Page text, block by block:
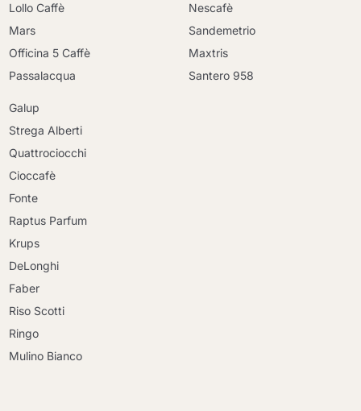
Lollo Caffè
Mars
Officina 5 Caffè
Passalacqua
Nescafè
Sandemetrio
Maxtris
Santero 958
Galup
Strega Alberti
Quattrociocchi
Cioccafè
Fonte
Raptus Parfum
Krups
DeLonghi
Faber
Riso Scotti
Ringo
Mulino Bianco